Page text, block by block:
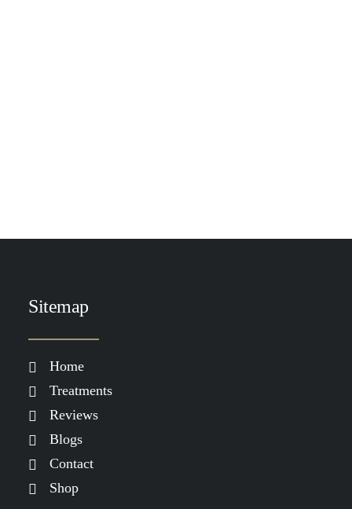
Sitemap
Home
Treatments
Reviews
Blogs
Contact
Shop